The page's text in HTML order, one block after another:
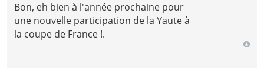
Bon, eh bien à l'année prochaine pour
une nouvelle participation de la Yaute à
la coupe de France !.